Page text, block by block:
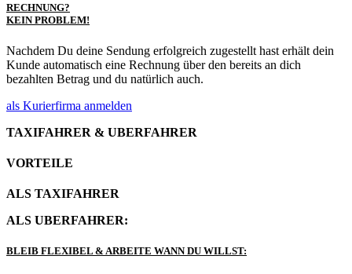
RECHNUNG?
KEIN PROBLEM!
Nachdem Du deine Sendung erfolgreich zugestellt hast erhält dein
Kunde automatisch eine Rechnung über den bereits an dich
bezahlten Betrag und du natürlich auch.
als Kurierfirma anmelden
TAXIFAHRER & UBERFAHRER
VORTEILE
ALS TAXIFAHRER
ALS UBERFAHRER:
BLEIB FLEXIBEL & ARBEITE WANN DU WILLST: